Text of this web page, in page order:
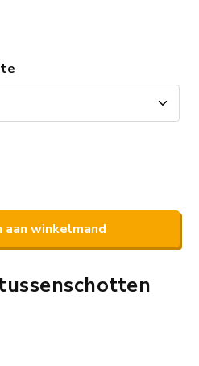
aan winkelmand